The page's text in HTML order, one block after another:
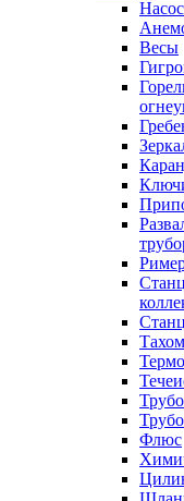
Весы
Флюс